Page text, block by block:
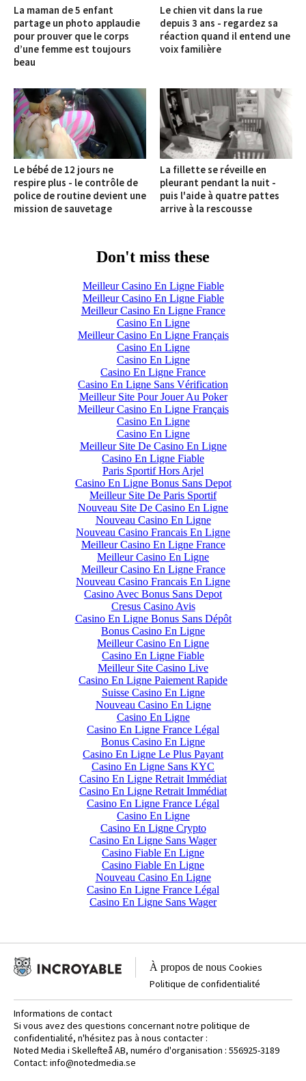
La maman de 5 enfant
partage un photo applaudie
pour prouver que le corps
d’une femme est toujours
beau
Le chien vit dans la rue
depuis 3 ans - regardez sa
réaction quand il entend une
voix familière
Le bébé de 12 jours ne
respire plus - le contrôle de
police de routine devient une
mission de sauvetage
La fillette se réveille en
pleurant pendant la nuit -
puis l'aide à quatre pattes
arrive à la rescousse
Don't miss these
Meilleur Casino En Ligne Fiable
Meilleur Casino En Ligne Fiable
Meilleur Casino En Ligne France
Casino En Ligne
Meilleur Casino En Ligne Français
Casino En Ligne
Casino En Ligne
Casino En Ligne France
Casino En Ligne Sans Vérification
Meilleur Site Pour Jouer Au Poker
Meilleur Casino En Ligne Français
Casino En Ligne
Casino En Ligne
Meilleur Site De Casino En Ligne
Casino En Ligne Fiable
Paris Sportif Hors Arjel
Casino En Ligne Bonus Sans Depot
Meilleur Site De Paris Sportif
Nouveau Site De Casino En Ligne
Nouveau Casino En Ligne
Nouveau Casino Francais En Ligne
Meilleur Casino En Ligne France
Meilleur Casino En Ligne
Meilleur Casino En Ligne France
Nouveau Casino Francais En Ligne
Casino Avec Bonus Sans Depot
Cresus Casino Avis
Casino En Ligne Bonus Sans Dépôt
Bonus Casino En Ligne
Meilleur Casino En Ligne
Casino En Ligne Fiable
Meilleur Site Casino Live
Casino En Ligne Paiement Rapide
Suisse Casino En Ligne
Nouveau Casino En Ligne
Casino En Ligne
Casino En Ligne France Légal
Bonus Casino En Ligne
Casino En Ligne Le Plus Payant
Casino En Ligne Sans KYC
Casino En Ligne Retrait Immédiat
Casino En Ligne Retrait Immédiat
Casino En Ligne France Légal
Casino En Ligne
Casino En Ligne Crypto
Casino En Ligne Sans Wager
Casino Fiable En Ligne
Casino Fiable En Ligne
Nouveau Casino En Ligne
Casino En Ligne France Légal
Casino En Ligne Sans Wager
À propos de nous Cookies
Politique de confidentialité
Informations de contact
Si vous avez des questions concernant notre politique de
confidentialité, n'hésitez pas à nous contacter :
Noted Media i Skellefteå AB, numéro d'organisation : 556925-3189
Contact: info@notedmedia.se